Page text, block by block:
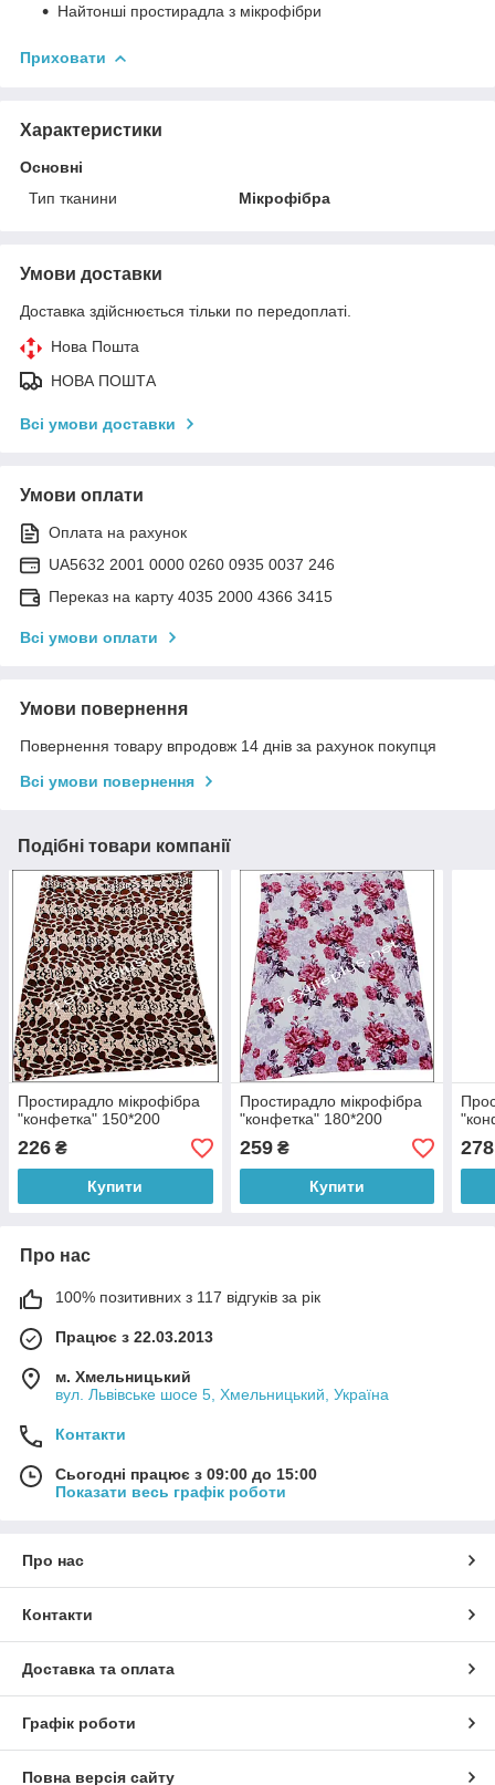
Найтонші простирадла з мікрофібри
Приховати
Характеристики
Основні
Тип тканини
Мікрофібра
Умови доставки
Доставка здійснюється тільки по передоплаті.
Нова Пошта
НОВА ПОШТА
Всі умови доставки
Умови оплати
Оплата на рахунок
UA5632 2001 0000 0260 0935 0037 246
Переказ на карту 4035 2000 4366 3415
Всі умови оплати
Умови повернення
Повернення товару впродовж 14 днів за рахунок покупця
Всі умови повернення
Подібні товари компанії
Простирадло мікрофібра
"конфетка" 150*200
226 ₴
Купити
Простирадло мікрофібра
"конфетка" 180*200
259₴
Купити
278
Про нас
100% позитивних з 117 відгуків за рік
Працює з 22.03.2013
м. Хмельницький
вул. Львівське шосе 5, Хмельницький, Україна
Контакти
Сьогодні працює з 09:00 до 15:00
Показати весь графік роботи
Про нас
Контакти
Доставка та оплата
Графік роботи
Повна версія сайту